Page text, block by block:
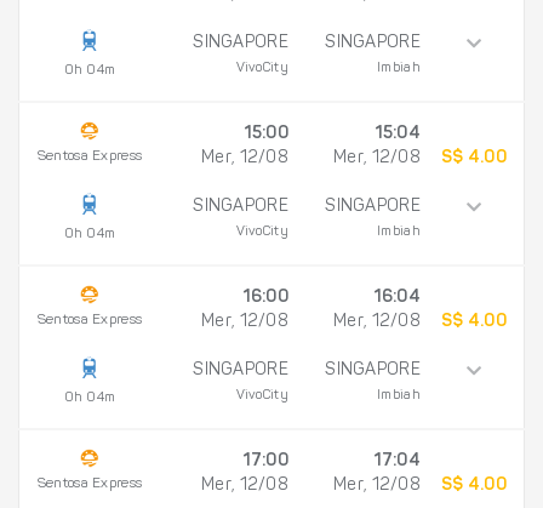
0h 04m
SINGAPORE
VivoCity
SINGAPORE
Imbiah
Sentosa Express
0h 04m
15:00
Mer, 12/08
SINGAPORE
VivoCity
15:04
Mer, 12/08
SINGAPORE
Imbiah
S$ 4.00
Sentosa Express
0h 04m
16:00
Mer, 12/08
SINGAPORE
VivoCity
16:04
Mer, 12/08
SINGAPORE
Imbiah
S$ 4.00
Sentosa Express
17:00
Mer, 12/08
17:04
Mer, 12/08
S$ 4.00